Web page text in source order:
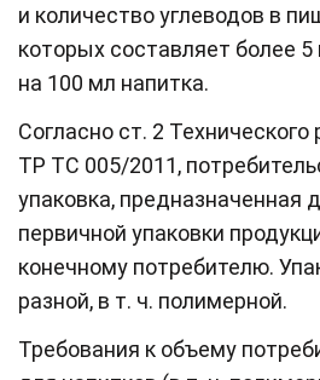
и количество углеводов в
которых составляет более
на 100 мл напитка.
Согласно ст. 2 Технического
ТР ТС 005/2011,
упаковка, предназначенная
первичной упаковки
конечному потребителю.
разной, в т. ч. полимерной.
Требования к объему